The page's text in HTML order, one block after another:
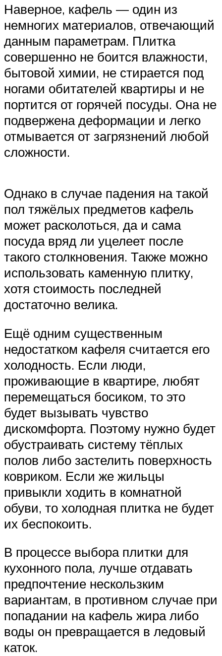
Наверное, кафель — один из
немногих материалов, отвечающий
данным параметрам. Плитка
совершенно не боится влажности,
бытовой химии, не стирается под
ногами обитателей квартиры и не
портится от горячей посуды. Она не
подвержена деформации и легко
отмывается от загрязнений любой
сложности.
Однако в случае падения на такой
пол тяжёлых предметов кафель
может расколоться, да и сама
посуда вряд ли уцелеет после
такого столкновения. Также можно
использовать каменную плитку,
хотя стоимость последней
достаточно велика.
Ещё одним существенным
недостатком кафеля считается его
холодность. Если люди,
проживающие в квартире, любят
перемещаться босиком, то это
будет вызывать чувство
дискомфорта. Поэтому нужно будет
обустраивать систему тёплых
полов либо застелить поверхность
ковриком. Если же жильцы
привыкли ходить в комнатной
обуви, то холодная плитка не будет
их беспокоить.
В процессе выбора плитки для
кухонного пола, лучше отдавать
предпочтение нескользким
вариантам, в противном случае при
попадании на кафель жира либо
воды он превращается в ледовый
каток.